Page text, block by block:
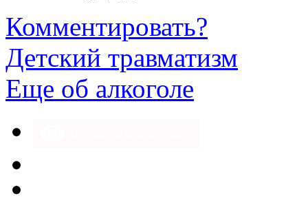
Комментировать?
Детский травматизм
Еще об алкоголе